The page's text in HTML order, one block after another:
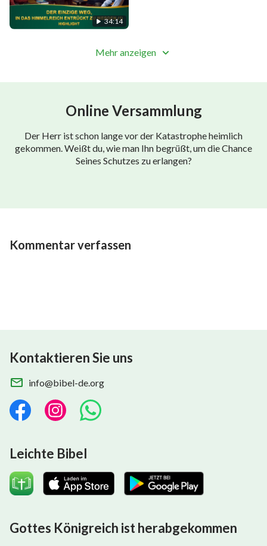
34:14
Mehr anzeigen
Online Versammlung
Der Herr ist schon lange vor der Katastrophe heimlich
gekommen. Weißt du, wie man Ihn begrüßt, um die Chance
Seines Schutzes zu erlangen?
Kommentar verfassen
Kontaktieren Sie uns
info@bibel-de.org
Leichte Bibel
Gottes Königreich ist herabgekommen